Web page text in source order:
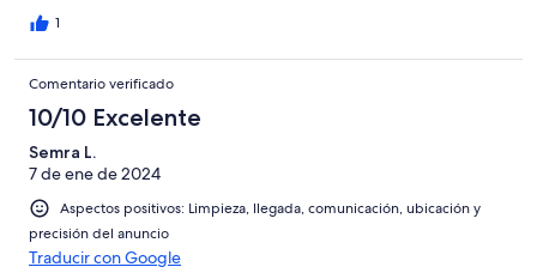
1
Comentario verificado
10/10 Excelente
Semra L.
7 de ene de 2024
Aspectos positivos: Limpieza, llegada, comunicación, ubicación y
precisión del anuncio
Traducir con Google